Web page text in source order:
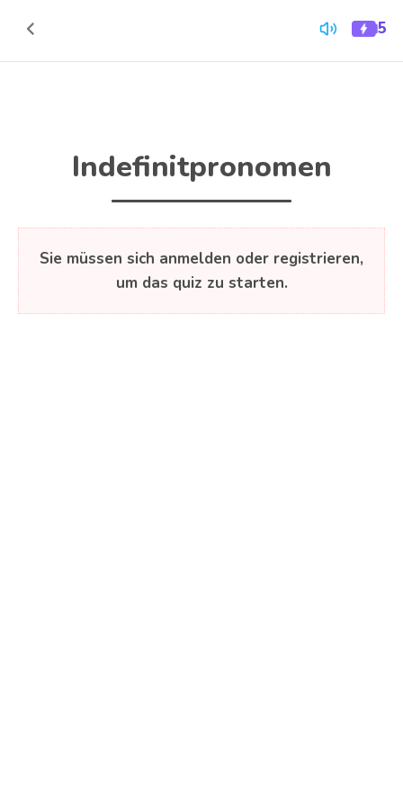
Indefinitpronomen
Zurück
zum
5
Quiz-
Sie müssen sich anmelden oder registrieren,
um das quiz zu starten.